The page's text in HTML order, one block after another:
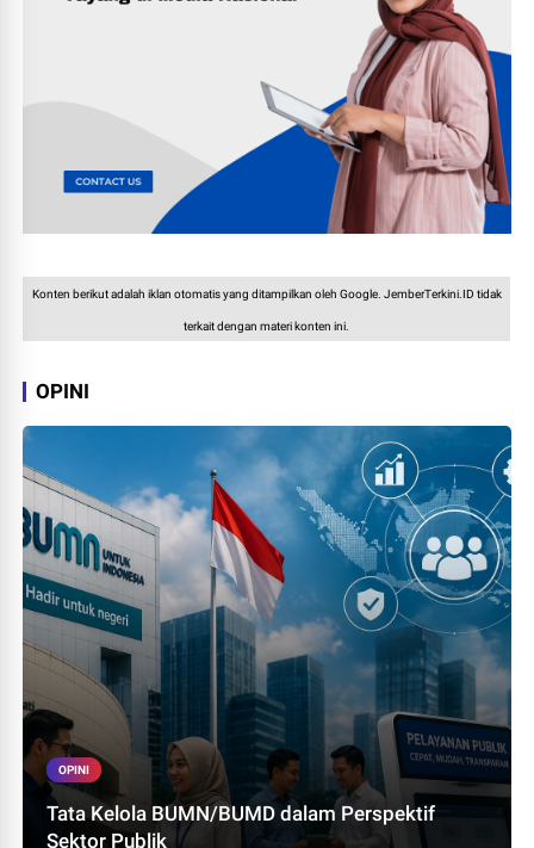
Konten berikut adalah iklan otomatis yang ditampilkan oleh Google. JemberTerkini.ID tidak
terkait dengan materi konten ini.
OPINI
OPINI
Tata Kelola BUMN/BUMD dalam Perspektif
Sektor Publik